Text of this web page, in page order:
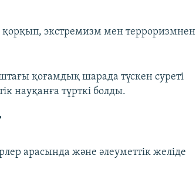
қорқып, экстремизм мен терроризмнен
қоғамдық шарада түскен суреті
науқанға түрткі болды.
арасында және әлеуметтік желіде